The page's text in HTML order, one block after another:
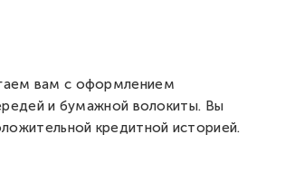
вам с оформлением
и бумажной волокиты. Вы
кредитной историей.